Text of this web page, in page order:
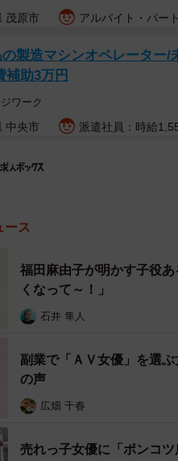
茂原市 アルバイト・パー
の製造マシンオペレーター
補助3万円
ワーク
中央市 派遣社員：時給
ース
福田麻由子が明かす子役
くなって～！」
石井 隼人
副業で「ＡＶ女優」を選
の声
広畑 千春
売れっ子女優に「ポンコ